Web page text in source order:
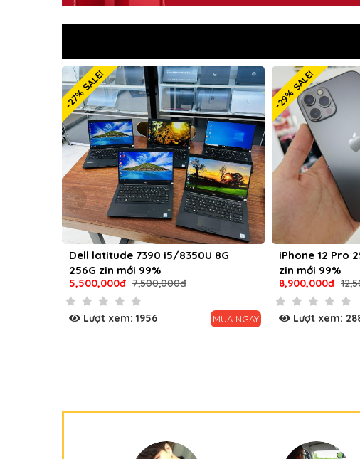
7390 i5/8350U 8G
7,500,000đ
MUA NGAY
-29% SALE!
iPhone 12 Pro 256GB bản Quốc Tế
8,900,000đ 12,500,000đ
Lượt xem: 2880 MUA NGAY